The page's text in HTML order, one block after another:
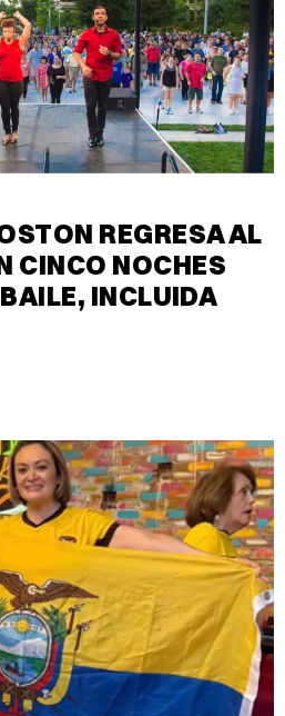
REGRESA AL
CINCO NOCHES
INCLUIDA